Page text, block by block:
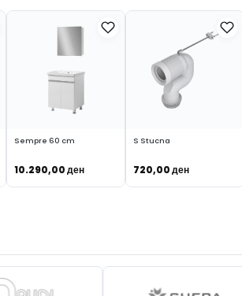
Sempre 60 cm
10.290,00ден
ВО КОШНИЧКА
S Stucna
720,00ден
ВО КОШНИЧКА